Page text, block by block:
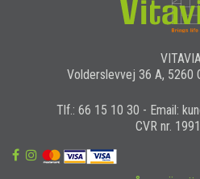
Volderslevvej 36 A, 5260
Tlf.: 66 15 10 30 - Email:
CVR nr.